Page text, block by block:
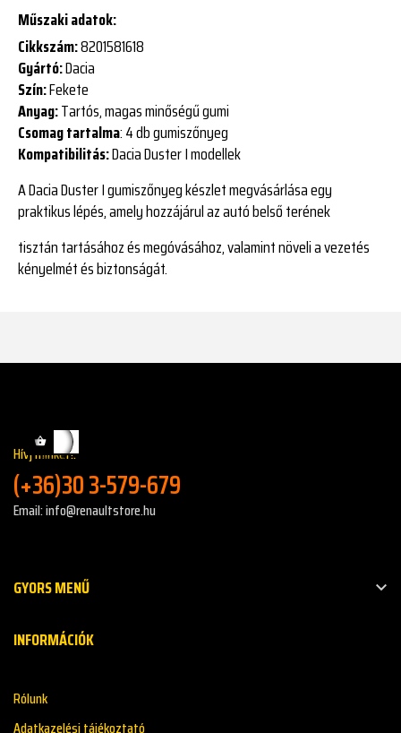
Műszaki adatok:
Cikkszám:8201581618
Gyártó:Dacia
Szín:Fekete
Anyag:Tartós, magas minőségű gumi
Csomag tartalma: 4 db gumiszőnyeg
Kompatibilitás:Dacia Duster I modellek
A Dacia Duster I gumiszőnyeg készlet megvásárlása egy
praktikus lépés, amely hozzájárul az autó belső terének
tisztán tartásához és megóvásához, valamint növeli a vezetés
kényelmét és biztonságát.
Hívj minket!:
(+36)30 3-579-679
Email: info@renaultstore.hu
GYORS MENŰ 
INFORMÁCIÓK
Rólunk
Adatkazelési tájékoztató